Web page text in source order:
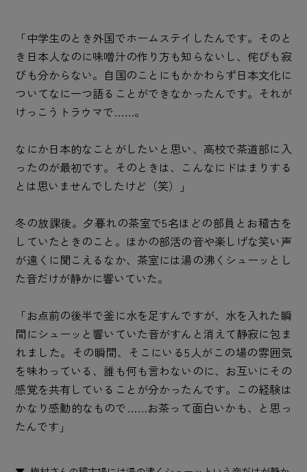
「中学生のとき外国でホームステイしたんです。そのと
き日本人なのに味噌汁の作り方も知らないし、侘びも寂
びも分からない。自国のことにもかかわらず日本文化に
ついてなに一つ語ることができなかったんです。それが
けっこうトラウマで……。
なにか日本的なことがしたいと思い、高校で茶道部に入
ったのが最初です。そのときは、こんなにドはまりする
とは思いませんでしたけど（笑）」
冬の放課後。夕暮れの茶室で5名ほどの部員とお稽古を
していたときのこと。ほかの部活の音や楽しげな笑い声
が遠くに聞こえるなか、茶室には湯の沸くシューッとし
た音だけが静かに響いていた。
「お点前の後半で釜に水を足すんですが、水を入れた瞬
間にシューッと響いていた音がすんと消えて静寂に包ま
れました。その瞬間、そこにいる5人がこの場の雰囲気
を味わっている、誰も何も言わないのに、お互いにその
感覚を共有していることが分かったんです。この経験は
かなり感動的なもので……お茶って面白いかも、と思っ
たんです」